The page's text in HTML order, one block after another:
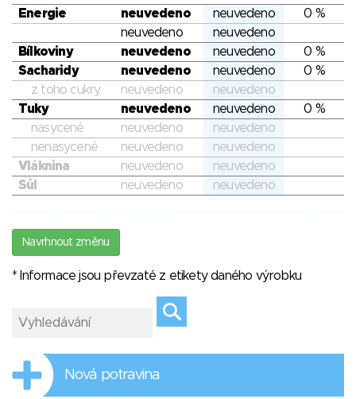
Energie neuvedeno neuvedeno
0 %
neuvedeno
neuvedeno
Bílkoviny
neuvedeno neuvedeno
0 %
Sacharidy
neuvedeno neuvedeno
0 %
z toho cukry
neuvedeno
neuvedeno
Tuky
neuvedeno neuvedeno
0 %
nasycené
neuvedeno
neuvedeno
nenasycené
neuvedeno
neuvedeno
Vláknina
neuvedeno
neuvedeno
Sůl
neuvedeno neuvedeno
Navrhnout změnu
* Informace jsou převzaté z etikety daného výrobku
Nová potravina